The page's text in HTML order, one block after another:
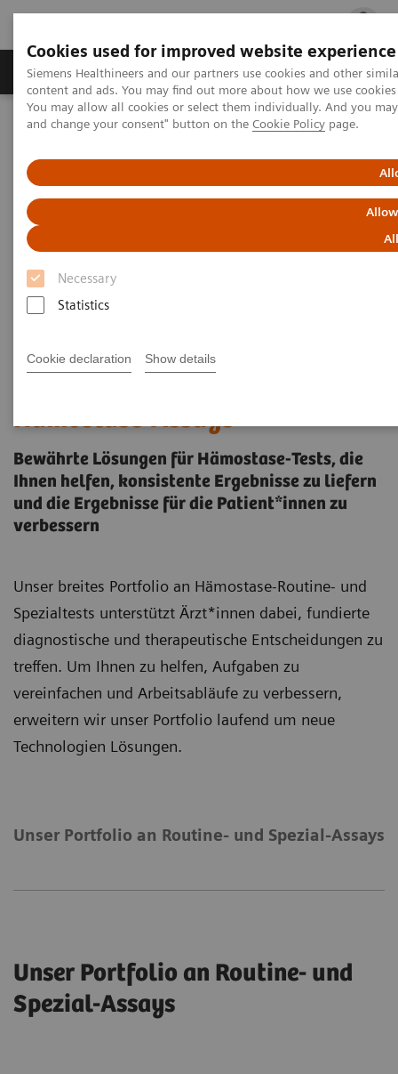
Cookies used for improved website experience
Siemens Healthineers and our partners use cookies and other
content and ads. You may find out more about how we use
You may allow all cookies or select them individually. And you
and change your consent" button on the Cookie Policy page.
Necessary
Statistics
Cookie declaration Show details
Fachbereiche Healthcare Management
Startseite
Labordiagnostik Portfolio
Hämostase-Assays
Bewährte Lösungen für Hämostase-Tests, die
Ihnen helfen, konsistente Ergebnisse zu liefern
und die Ergebnisse für die Patient*innen zu
verbessern
Unser breites Portfolio an Hämostase-Routine- und
Spezialtests unterstützt Ärzt*innen dabei, fundierte
diagnostische und therapeutische Entscheidungen zu
treffen. Um Ihnen zu helfen, Aufgaben zu
vereinfachen und Arbeitsabläufe zu verbessern,
erweitern wir unser Portfolio laufend um neue
Technologien Lösungen.
Unser Portfolio an Routine- und Spezial-Assays
Unser Portfolio an Routine- und
Spezial-Assays